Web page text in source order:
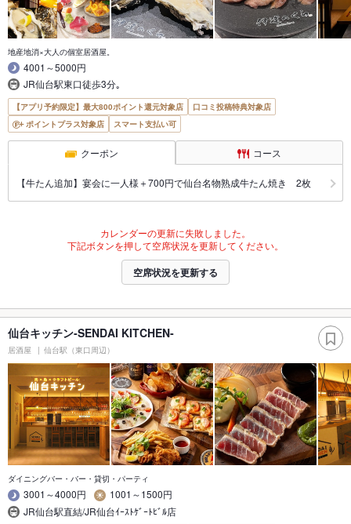
地産地消×大人の個室居酒屋。
4001～5000円
JR仙台駅東口徒歩3分｡
【アプリ予約限定】最大800ポイント還元対象店
口コミ投稿特典対象店
ポイントプラス対象店
スマート支払い可
クーポン コース
【牛たん追加】宴会に一人様＋700円で仙台名物熟成牛たん焼き 2枚
カレンダーの更新に失敗しました。
下記ボタンを押して空席状況を更新してください。
空席状況を更新する
仙台キッチン‐SENDAI KITCHEN‐
居酒屋 仙台駅（東口周辺）
ダイニングバー・バー・貸切・パーティ
3001～4000円
1001～1500円
JR仙台駅直結/JR仙台ｲｰｽﾄｹﾞｰﾄﾋﾞﾙ店